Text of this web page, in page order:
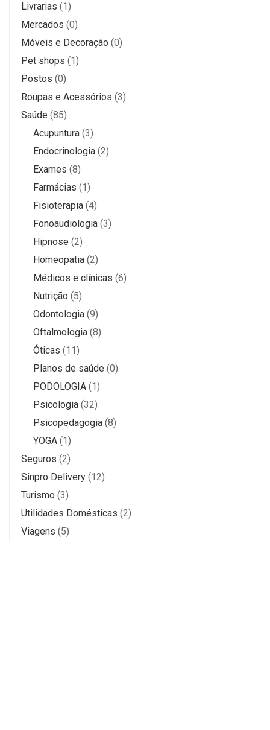
Livrarias (1)
Mercados (0)
Móveis e Decoração (0)
Pet shops (1)
Postos (0)
Roupas e Acessórios (3)
Saúde (85)
Acupuntura (3)
Endocrinologia (2)
Exames (8)
Farmácias (1)
Fisioterapia (4)
Fonoaudiologia (3)
Hipnose (2)
Homeopatia (2)
Médicos e clínicas (6)
Nutrição (5)
Odontologia (9)
Oftalmologia (8)
Óticas (11)
Planos de saúde (0)
PODOLOGIA (1)
Psicologia (32)
Psicopedagogia (8)
YOGA (1)
Seguros (2)
Sinpro Delivery (12)
Turismo (3)
Utilidades Domésticas (2)
Viagens (5)